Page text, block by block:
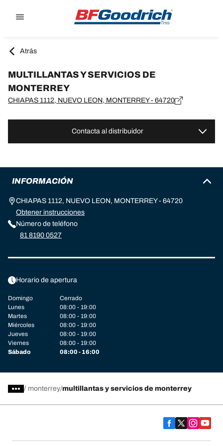
Atrás
MULTILLANTAS Y SERVICIOS DE
MONTERREY
CHIAPAS 1112, NUEVO LEON, MONTERREY - 64720
Contacta al distribuidor
INFORMACIÓN
CHIAPAS 1112, NUEVO LEON, MONTERREY - 64720
Obtener instrucciones
Número de teléfono
81 8190 0527
Horario de apertura
Domingo
Cerrado
Lunes
08:00 - 19:00
Martes
08:00 - 19:00
Miércoles
08:00 - 19:00
Jueves
08:00 - 19:00
Viernes
08:00 - 19:00
Sábado
08:00 - 16:00
/ monterrey multillantas y servicios de monterrey